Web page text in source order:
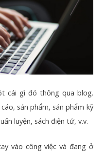
cái gì đó thông qua blog.
sản phẩm, sản phẩm kỹ
luyện, sách điện tử, v.v.
vào công việc và đang ở